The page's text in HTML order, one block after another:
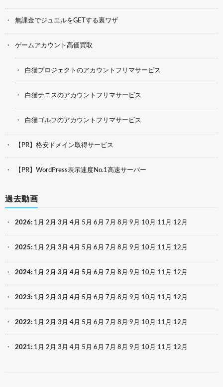
無課金でジュエルをGETする裏ワザ
ゲームアカウント高価買取
白猫プロジェクトのアカウントフリマサービス
白猫テニスのアカウントフリマサービス
白猫ゴルフのアカウントフリマサービス
【PR】格安ドメイン取得サービス
【PR】WordPress表示速度No.1高速サーバー
過去動画
2026: 1月 2月 3月 4月 5月 6月 7月 8月 9月 10月 11月 12月
2025: 1月 2月 3月 4月 5月 6月 7月 8月 9月 10月 11月 12月
2024: 1月 2月 3月 4月 5月 6月 7月 8月 9月 10月 11月 12月
2023: 1月 2月 3月 4月 5月 6月 7月 8月 9月 10月 11月 12月
2022: 1月 2月 3月 4月 5月 6月 7月 8月 9月 10月 11月 12月
2021: 1月 2月 3月 4月 5月 6月 7月 8月 9月 10月 11月 12月